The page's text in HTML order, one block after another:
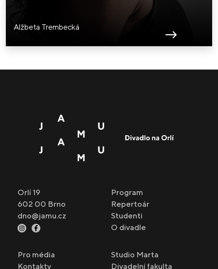
Alžbeta Trembecká
Orlí 19
602 00 Brno
dno@jamu.cz
Program
Repertoár
Studenti
O divadle
Pro média
Kontakty
Studio Marta
Divadelní fakulta